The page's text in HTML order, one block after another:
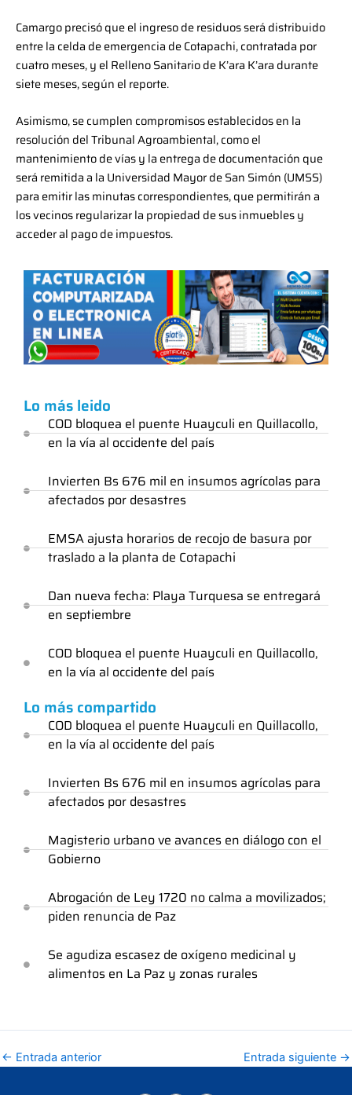
Camargo precisó que el ingreso de residuos será distribuido
entre la celda de emergencia de Cotapachi, contratada por
cuatro meses, y el Relleno Sanitario de K’ara K’ara durante
siete meses, según el reporte.
Asimismo, se cumplen compromisos establecidos en la
resolución del Tribunal Agroambiental, como el
mantenimiento de vías y la entrega de documentación que
será remitida a la Universidad Mayor de San Simón (UMSS)
para emitir las minutas correspondientes, que permitirán a
los vecinos regularizar la propiedad de sus inmuebles y
acceder al pago de impuestos.
Lo más leido
COD bloquea el puente Huayculi en Quillacollo,
en la vía al occidente del país
Invierten Bs 676 mil en insumos agrícolas para
afectados por desastres
EMSA ajusta horarios de recojo de basura por
traslado a la planta de Cotapachi
Dan nueva fecha: Playa Turquesa se entregará
en septiembre
COD bloquea el puente Huayculi en Quillacollo,
en la vía al occidente del país
Lo más compartido
COD bloquea el puente Huayculi en Quillacollo,
en la vía al occidente del país
Invierten Bs 676 mil en insumos agrícolas para
afectados por desastres
Magisterio urbano ve avances en diálogo con el
Gobierno
Abrogación de Ley 1720 no calma a movilizados;
piden renuncia de Paz
Se agudiza escasez de oxígeno medicinal y
alimentos en La Paz y zonas rurales
← Entrada anterior Entrada siguiente →